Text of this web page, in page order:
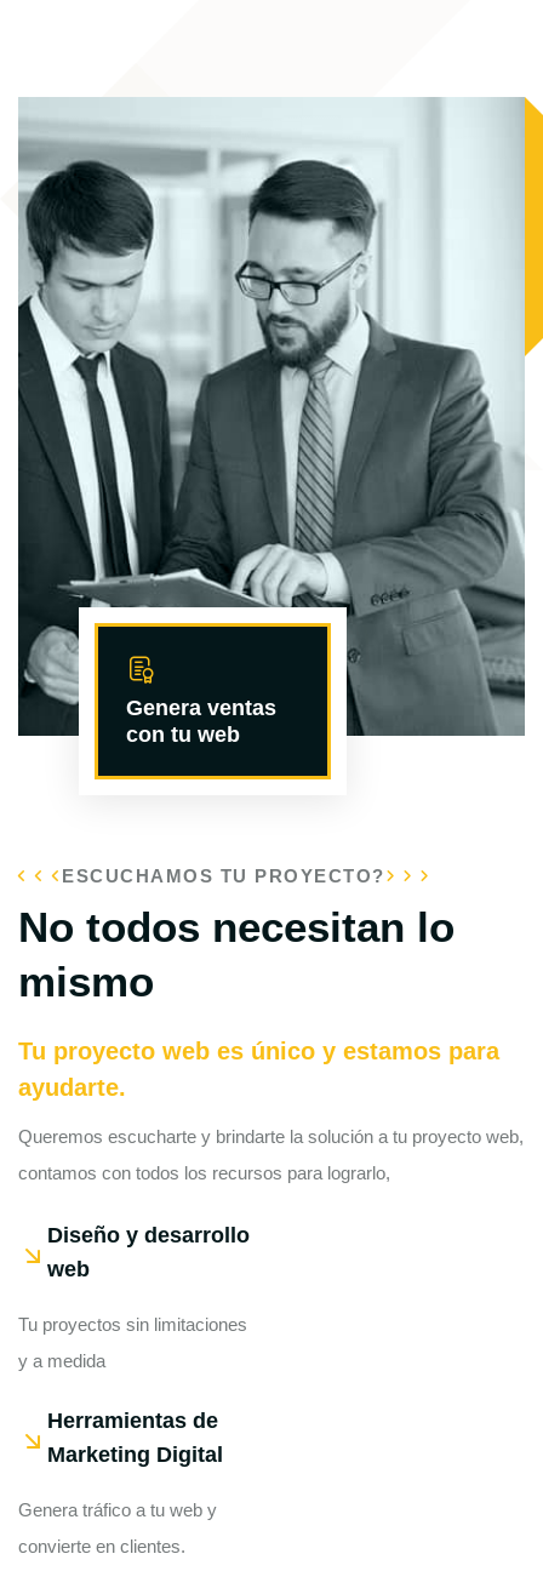
Genera ventas
con tu web
ESCUCHAMOS TU PROYECTO?
No todos necesitan lo
mismo
Tu proyecto web es único y estamos para
ayudarte.
Queremos escucharte y brindarte la solución a tu proyecto web,
contamos con todos los recursos para lograrlo,
Diseño y desarrollo
web
Tu proyectos sin limitaciones
y a medida
Herramientas de
Marketing Digital
Genera tráfico a tu web y
convierte en clientes.